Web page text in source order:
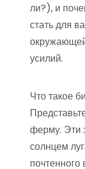
ли?), и
стать для
усилий.
Что такое
ферму. Эти
солнцем
почтенного